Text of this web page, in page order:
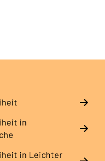
in
in Leichter